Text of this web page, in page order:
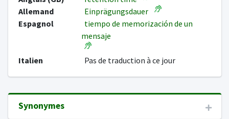
Allemand
Einprägungsdauer
Espagnol
tiempo de memorización de un
mensaje
Italien Pas de traduction à ce jour
Synonymes